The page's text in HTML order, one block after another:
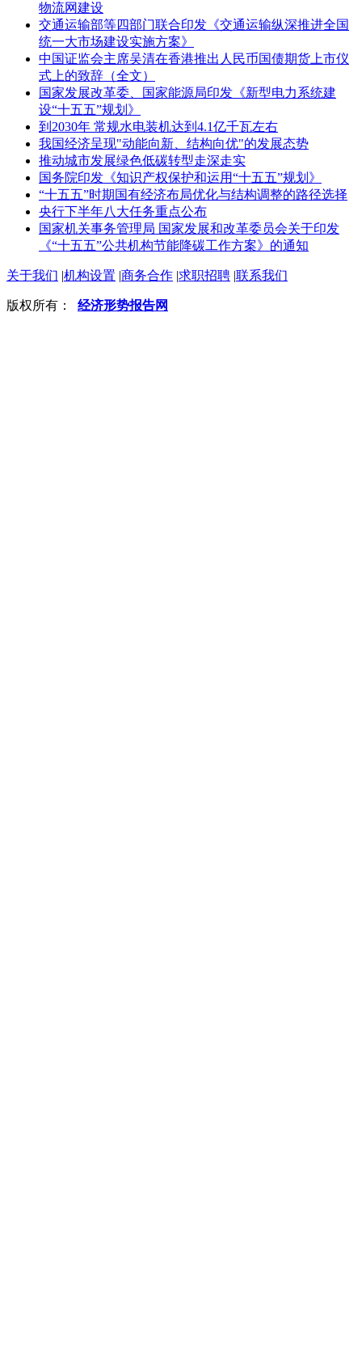
物流网建设
交通运输部等四部门联合印发《交通运输纵深推进全国
统一大市场建设实施方案》
中国证监会主席吴清在香港推出人民币国债期货上市仪
式上的致辞（全文）
国家发展改革委、国家能源局印发《新型电力系统建
设“十五五”规划》
到2030年 常规水电装机达到4.1亿千瓦左右
我国经济呈现"动能向新、结构向优"的发展态势
推动城市发展绿色低碳转型走深走实
国务院印发《知识产权保护和运用“十五五”规划》
“十五五”时期国有经济布局优化与结构调整的路径选择
央行下半年八大任务重点公布
国家机关事务管理局 国家发展和改革委员会关于印发
《“十五五”公共机构节能降碳工作方案》的通知
关于我们 |机构设置 |商务合作 |求职招聘 |联系我们
版权所有： 经济形势报告网